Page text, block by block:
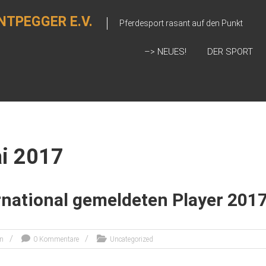
E.V. Pferdesport rasant auf den Punkt
–> NEUES! DER SPORT
2017
gemeldeten Player
0 Kommentare Uncategorized